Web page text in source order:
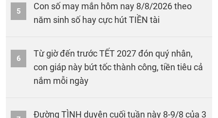
5
Con số may mắn hôm nay 8/8/2026 theo
năm sinh số hay cực hút TIỀN tài
6
Từ giờ đến trước TẾT 2027 đón quý nhân,
con giáp này bứt tốc thành công, tiền tiêu cả
nắm mỗi ngày
Đường TÌNH duyên cuối tuần này 8-9/8 của 3